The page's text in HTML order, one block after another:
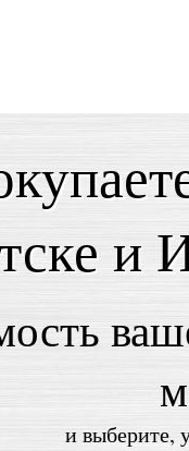
и
и выберите,